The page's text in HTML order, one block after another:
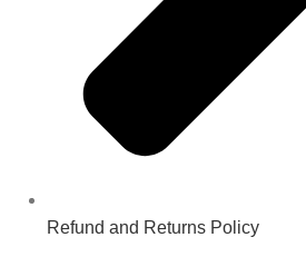
Refund and Returns Policy